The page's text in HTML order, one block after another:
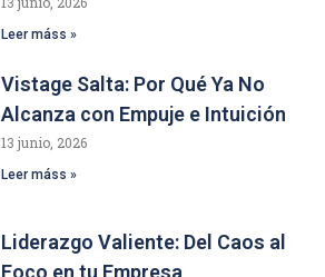
Leer máss »
Vistage Salta: Por Qué Ya No
Alcanza con Empuje e Intuición
13 junio, 2026
Leer máss »
Liderazgo Valiente: Del Caos al
Foco en tu Empresa